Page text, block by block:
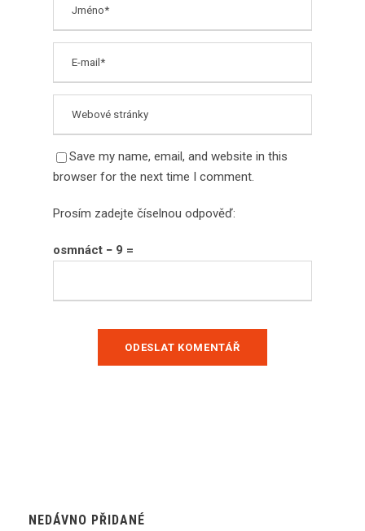
Save my name, email, and website in this
browser for the next time I comment.
Prosím zadejte číselnou odpověď:
osmnáct − 9 =
NEDÁVNO PŘIDANÉ